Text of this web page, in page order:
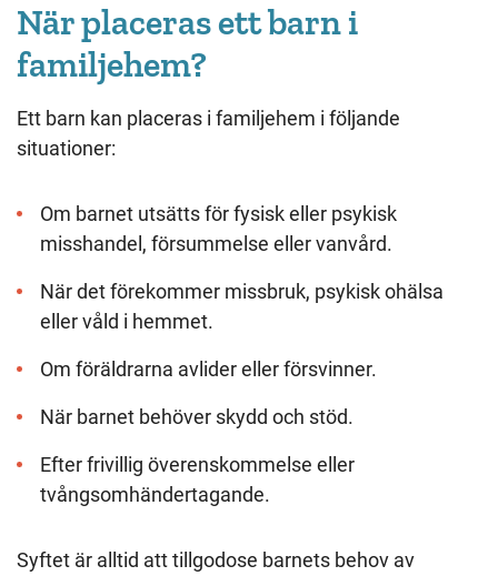
När placeras ett barn i
familjehem?
Ett barn kan placeras i familjehem i följande
situationer:
Om barnet utsätts för fysisk eller psykisk
misshandel, försummelse eller vanvård.
När det förekommer missbruk, psykisk ohälsa
eller våld i hemmet.
Om föräldrarna avlider eller försvinner.
När barnet behöver skydd och stöd.
Efter frivillig överenskommelse eller
tvångsomhändertagande.
Syftet är alltid att tillgodose barnets behov av